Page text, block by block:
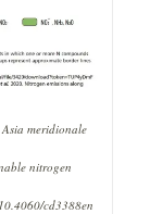
meridionale
nitrogen
cd3388en